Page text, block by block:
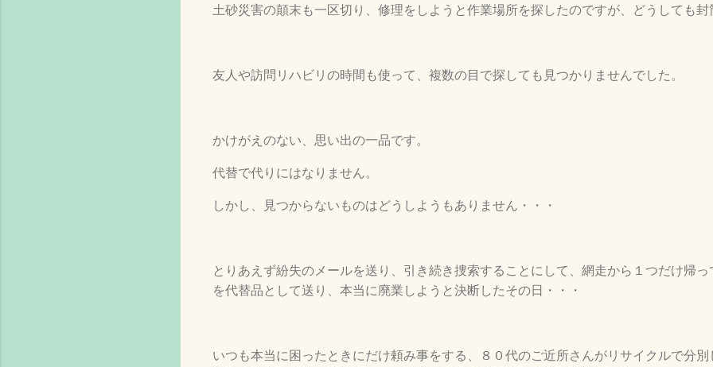
土砂災害の顛末も一区切り、修理をしようと作業場所を探したのですが、どうしても
友人や訪問リハビリの時間も使って、複数の目で探しても見つかりませんでした。
かけがえのない、思い出の一品です。
代替で代りにはなりません。
しかし、見つからないものはどうしようもありません・・・
とりあえず紛失のメールを送り、引き続き捜索することにして、網走から１つだけ帰
を代替品として送り、本当に廃業しようと決断したその日・・・
いつも本当に困ったときにだけ頼み事をする、８０代のご近所さんがリサイクルで分